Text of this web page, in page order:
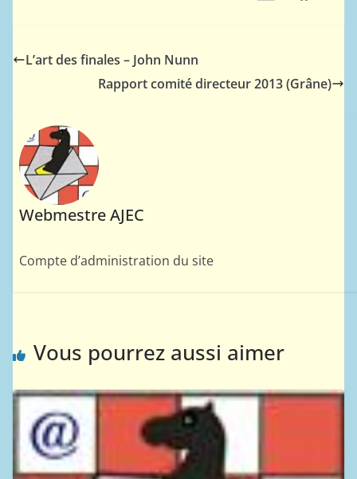
L’art des finales – John Nunn
Rapport comité directeur 2013 (Grâne)
Webmestre AJEC
Compte d’administration du site
Vous pourrez aussi aimer